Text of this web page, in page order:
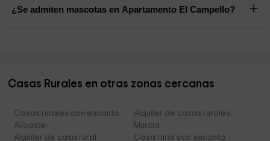
¿Se admiten mascotas en Apartamento El Campello?
Casas Rurales en otras zonas cercanas
Casas rurales con encanto
Alicante
Alquiler de casas rurales
Murcia
Alquiler de casa rural
Casa rural con encanto